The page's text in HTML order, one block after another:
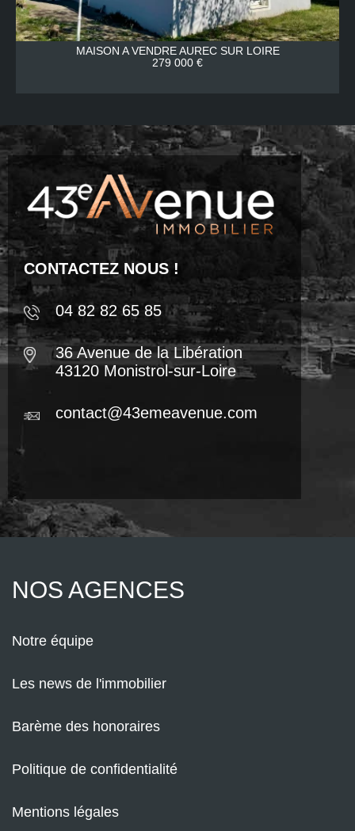
MAISON A VENDRE AUREC SUR LOIRE
279 000 €
CONTACTEZ NOUS !
04 82 82 65 85
36 Avenue de la Libération
43120 Monistrol-sur-Loire
contact@43emeavenue.com
NOS AGENCES
Notre équipe
Les news de l'immobilier
Barème des honoraires
Politique de confidentialité
Mentions légales